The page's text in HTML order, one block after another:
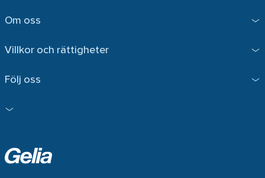
Om oss
Villkor och rättigheter
Följ oss